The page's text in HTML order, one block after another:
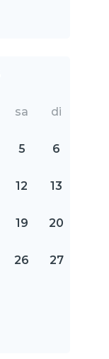
sa di
5 6
12 13
19 20
26 27